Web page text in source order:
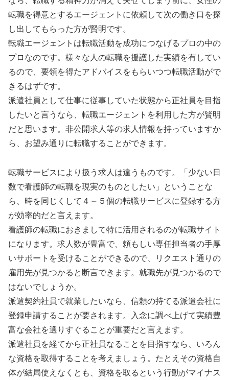
転職を得意とするエージェントに依頼して次の働き口を探
し出してもらった方が賢明です。
転職エージェントは転職活動を成功につなげるプロの中の
プロなのです。様々な人の転職を援護した実績を有してい
るので、要領を得たアドバイスをもらいつつ転職活動がで
きるはずです。
派遣社員として仕事に従事していた状態から正社員を目指
したいと言うなら、転職エージェントを利用した方が賢明
だと思います。非公開求人等の求人情報を持っていますか
ら、お望み通りに転職することができます。
転職サービスにより扱う求人は違うものです。「少ない日
数で看護師の転職を現実のものとしたい」ということな
ら、時を同じくして４～５個の転職サービスに登録する方
が効率的だと言えます。
看護師の転職におきまして特に活用されるのが転職サイト
になります。求人数が豊富で、頼もしい専任担当者の手厚
いサポートを受けることができるので、リクエスト通りの
雇用先が見つかると断言できます。就職先が見つかるので
はないでしょうか。
派遣契約社員で就業したいなら、信頼の持てる派遣会社に
登録申請することが要されます。入念に調べ上げて実績豊
富な会社を選りすぐることが重要だと言えます。
派遣社員を経てから正社員なることを目指すなら、いろん
な資格を取得することを考えましょう。たとえその資格自
体が結局使えなくとも、資格を取るという行動がマイナス